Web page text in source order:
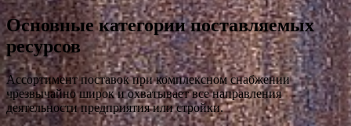
Основные категории поставляемых
ресурсов
Ассортимент поставок при комплексном снабжении
чрезвычайно широк и охватывает все направления
деятельности предприятия или стройки.